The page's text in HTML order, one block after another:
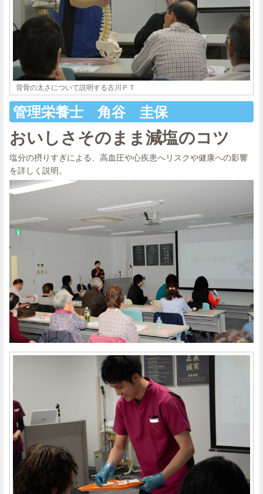
背骨の太さについて説明する古川ＰＴ
管理栄養士 角谷 圭保
おいしさそのまま減塩のコツ
塩分の摂りすぎによる、高血圧や心疾患へリスクや健康への影響
を詳しく説明。